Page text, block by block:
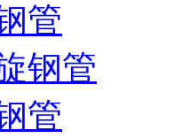
管
钢管
管